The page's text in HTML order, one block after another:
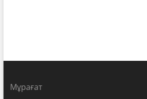
Мұрағат